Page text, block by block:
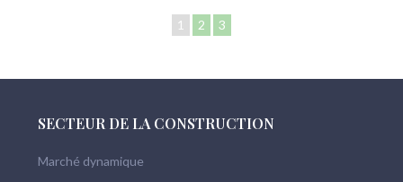
1 2 3
SECTEUR DE LA CONSTRUCTION
Marché dynamique